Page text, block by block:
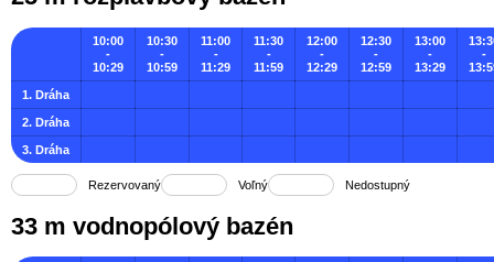
10:00
-
10:29
10:30
-
10:59
11:00
-
11:29
11:30
-
11:59
12:00
-
12:29
12:30
-
12:59
13:00
-
13:29
-
1. Dráha
2. Dráha
3. Dráha
Rezervovaný Voľný Nedostupný
33 m vodnopólový bazén